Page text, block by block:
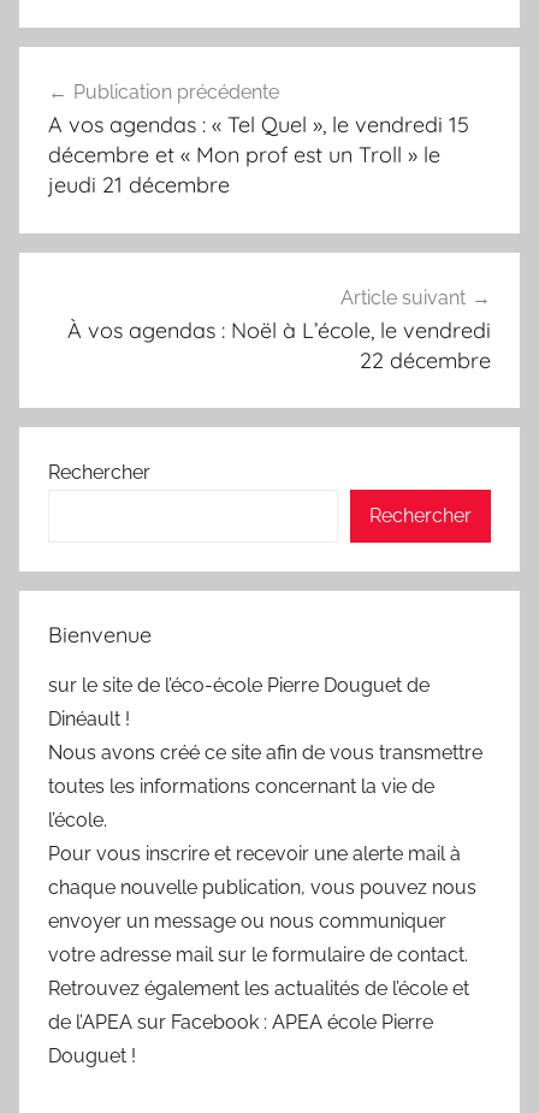
de
l’article
Publication précédente
A vos agendas : « Tel Quel », le vendredi 15
décembre et « Mon prof est un Troll » le
jeudi 21 décembre
Article suivant
À vos agendas : Noël à L’école, le vendredi
22 décembre
Rechercher
Rechercher
Bienvenue
sur le site de l’éco-école Pierre Douguet de
Dinéault !
Nous avons créé ce site afin de vous transmettre
toutes les informations concernant la vie de
l’école.
Pour vous inscrire et recevoir une alerte mail à
chaque nouvelle publication, vous pouvez nous
envoyer un message ou nous communiquer
votre adresse mail sur le formulaire de contact.
Retrouvez également les actualités de l’école et
de l’APEA sur Facebook : APEA école Pierre
Douguet !